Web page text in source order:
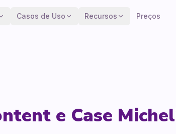
Casos de Uso Recursos Preços
e Case